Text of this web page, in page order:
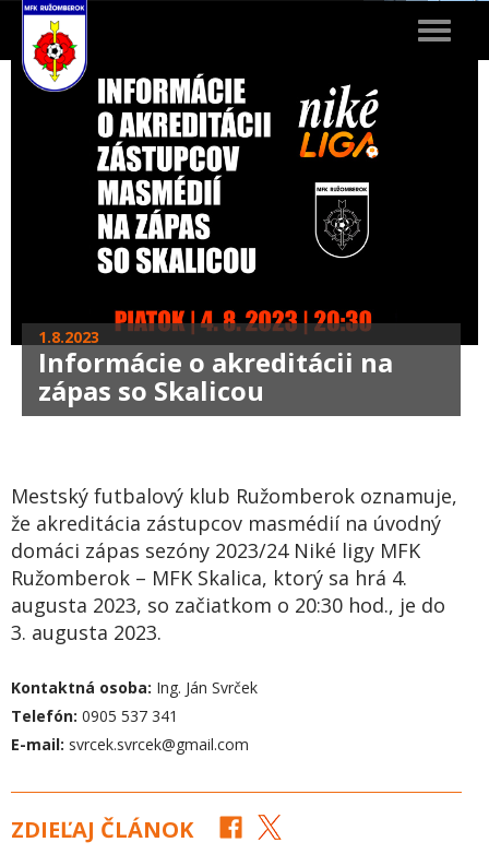
Toggle
1.8.2023
Informácie o akreditácii na
zápas so Skalicou
Mestský futbalový klub Ružomberok oznamuje,
že akreditácia zástupcov masmédií na úvodný
domáci zápas sezóny 2023/24 Niké ligy MFK
Ružomberok – MFK Skalica, ktorý sa hrá 4.
augusta 2023, so začiatkom o 20:30 hod., je do
3. augusta 2023.
Kontaktná osoba: Ing. Ján Svrček
Telefón: 0905 537 341
E-mail: svrcek.svrcek@gmail.com
ZDIEĽAJ ČLÁNOK